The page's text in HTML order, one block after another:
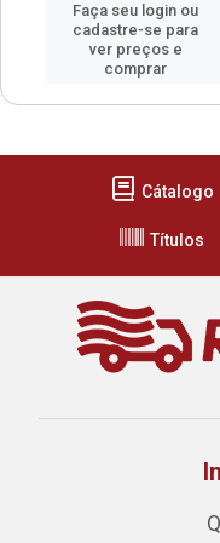
Faça seu login ou
cadastre-se para
ver preços e
comprar
Cátalogo
Títulos